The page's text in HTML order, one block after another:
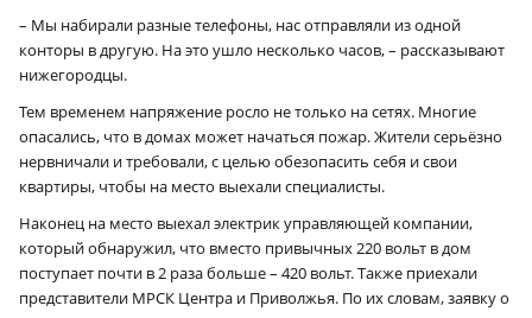
– Мы набирали разные телефоны, нас отправляли из одной
конторы в другую. На это ушло несколько часов, – рассказывают
нижегородцы.
Тем временем напряжение росло не только на сетях. Многие
опасались, что в домах может начаться пожар. Жители серьёзно
нервничали и требовали, с целью обезопасить себя и свои
квартиры, чтобы на место выехали специалисты.
Наконец на место выехал электрик управляющей компании,
который обнаружил, что вместо привычных 220 вольт в дом
поступает почти в 2 раза больше – 420 вольт. Также приехали
представители МРСК Центра и Приволжья. По их словам, заявку о